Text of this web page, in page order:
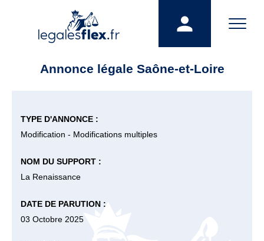
Annonce légale Saône-et-Loire
TYPE D'ANNONCE :
Modification - Modifications multiples
NOM DU SUPPORT :
La Renaissance
DATE DE PARUTION :
03 Octobre 2025